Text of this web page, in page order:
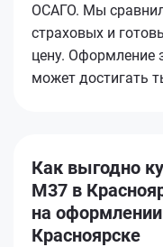
ОСАГО. Мы
страховых и
цену. Оформление
может достигать
Как выгодно
M37 в
на
Красноярске